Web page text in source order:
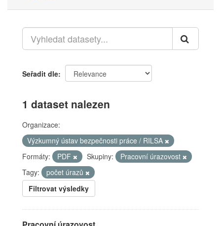
Seřadit dle
1 dataset nalezen
Organizace:
Výzkumný ústav bezpečnosti práce / RILSA
Formáty:
PDF Skupiny:
Pracovní úrazovost
Tagy:
počet úrazů
Filtrovat výsledky